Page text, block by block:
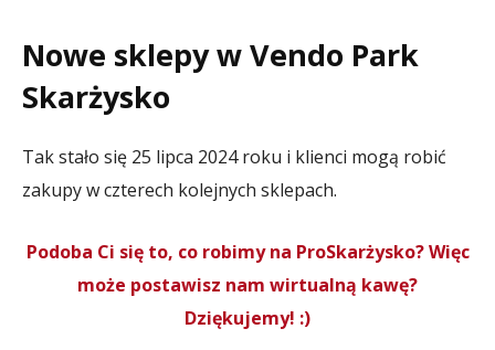
Nowe sklepy w Vendo Park
Skarżysko
Tak stało się 25 lipca 2024 roku i klienci mogą robić
zakupy w czterech kolejnych sklepach.
Podoba Ci się to, co robimy na ProSkarżysko? Więc
może postawisz nam wirtualną kawę?
Dziękujemy! :)